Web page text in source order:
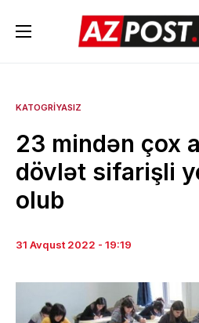
KATOGRIYASIZ
23 mindən çox
dövlət sifarişli
olub
31 Avqust 2022 - 19:19